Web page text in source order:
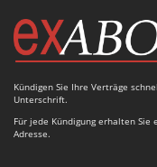
Kündigen Sie Ihre Verträge
Unterschrift.
Für jede Kündigung erhalten
Adresse.